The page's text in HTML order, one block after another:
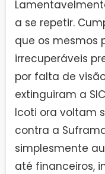
a se repetir.
que os mesmos
irrecuperáveis
por falta de
extinguiram a
Icoti ora voltam
contra a
simplesmente
até financeiros,